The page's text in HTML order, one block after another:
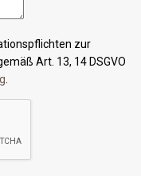
zur
Art. 13, 14 DSGVO
.